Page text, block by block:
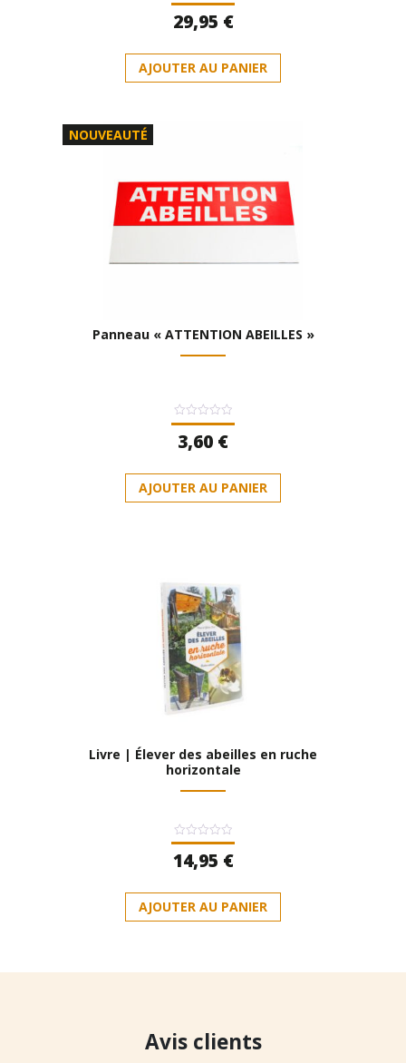
Note
0
sur
29,95 €
AJOUTER AU PANIER
NOUVEAUTÉ
Panneau « ATTENTION ABEILLES »
Note
0
sur
3,60 €
AJOUTER AU PANIER
Livre | Élever des abeilles en ruche
horizontale
Note
0
sur
14,95 €
AJOUTER AU PANIER
Avis clients